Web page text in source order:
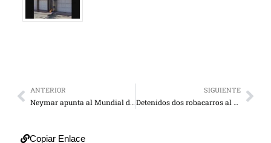
ANTERIOR
Neymar apunta al Mundial de Clubes
SIGUIENTE
Detenidos dos robacarros al enfrentarse con Polimaracaibo
Copiar Enlace